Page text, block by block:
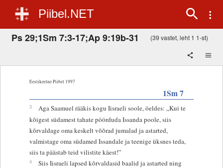
Piibel.NET
Ps 29;1Sm 7:3-17;Ap 9:19b-31 (39 vastet, leht 1 1-st)
Eestikeelne Piibel 1997
1Sm 7
3
Aga Saamuel rääkis kogu Iisraeli soole, öeldes: „Kui te
kõigest südamest tahate pöörduda Issanda poole, siis
kõrvaldage oma keskelt võõrad jumalad ja astarted,
valmistage oma südamed Issandale ja teenige üksnes teda,
siis ta päästab teid vilistite käest!”
4
Siis Iisraeli lapsed kõrvaldasid baalid ja astarted ning